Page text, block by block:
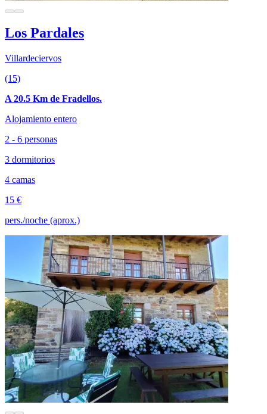
Los Pardales
Villardeciervos
(15)
A 20.5 Km de Fradellos.
Alojamiento entero
2 - 6 personas
3 dormitorios
4 camas
15 €
pers./noche (aprox.)